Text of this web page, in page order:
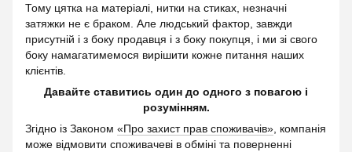
Тому цятка на матеріалі, нитки на стиках, незначні
затяжки не є браком. Але людський фактор, завжди
присутній і з боку продавця і з боку покупця, і ми зі свого
боку намагатимемося вирішити кожне питання наших
клієнтів.
Давайте ставитись один до одного з повагою і
розумінням.
Згідно із Законом «Про захист прав споживачів» , компанія
може відмовити споживачеві в обміні та поверненні